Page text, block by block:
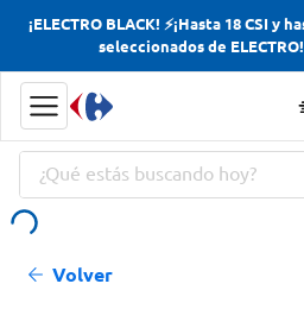
¡ELECTRO BLACK! ⚡¡Hasta 18 CSI y
seleccionados de
¿Qué estás buscando hoy?
Volver
Términos más
Yerba
Términos más
Yerba
Cerveza
Doves
Jabon Tocador